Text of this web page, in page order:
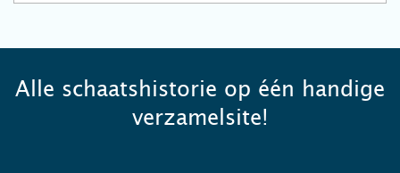
Alle schaatshistorie op één handige
verzamelsite!